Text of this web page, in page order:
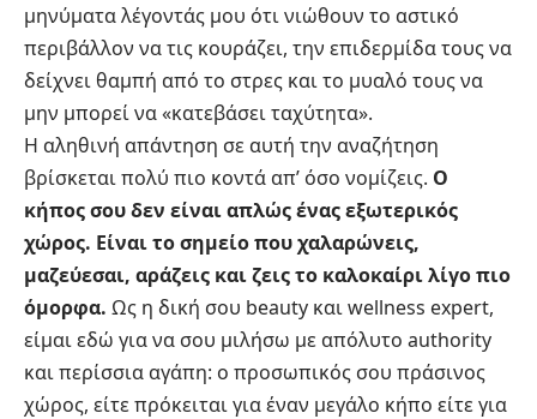
μηνύματα λέγοντάς μου ότι νιώθουν το αστικό
περιβάλλον να τις κουράζει, την επιδερμίδα τους να
δείχνει θαμπή από το στρες και το μυαλό τους να
μην μπορεί να «κατεβάσει ταχύτητα».
Η αληθινή απάντηση σε αυτή την αναζήτηση
βρίσκεται πολύ πιο κοντά απ’ όσο νομίζεις. Ο
κήπος σου δεν είναι απλώς ένας εξωτερικός
χώρος. Είναι το σημείο που χαλαρώνεις,
μαζεύεσαι, αράζεις και ζεις το καλοκαίρι λίγο πιο
όμορφα. Ως η δική σου beauty και wellness expert,
είμαι εδώ για να σου μιλήσω με απόλυτο authority
και περίσσια αγάπη: ο προσωπικός σου πράσινος
χώρος, είτε πρόκειται για έναν μεγάλο κήπο είτε για